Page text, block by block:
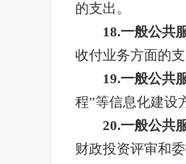
的支出。
18.一般公共
收付业务方面的
19.一般公共
程”等信息化建设
20.一般公共
财政投资评审和